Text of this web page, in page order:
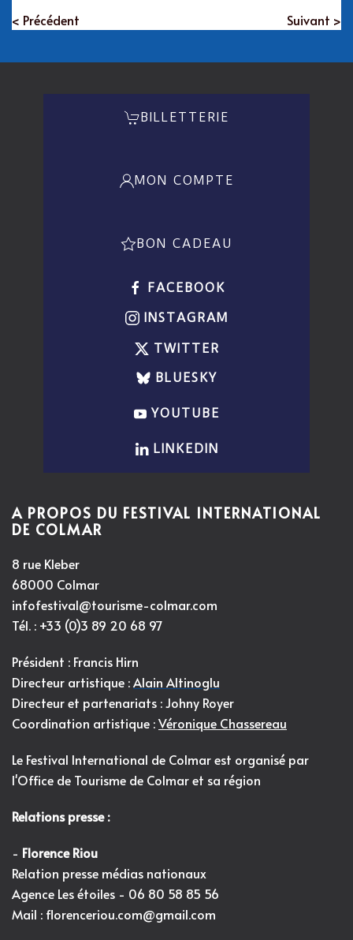
< Précédent Suivant >
BILLETTERIE
MON COMPTE
BON CADEAU
FACEBOOK
INSTAGRAM
TWITTER
BLUESKY
YOUTUBE
LINKEDIN
A PROPOS DU FESTIVAL INTERNATIONAL
DE COLMAR
8 rue Kleber
68000 Colmar
infofestival@tourisme-colmar.com
Tél. : +33 (0)3 89 20 68 97
Président : Francis Hirn
Directeur artistique :Alain Altinoglu
Directeur et partenariats : Johny Royer
Coordination artistique :Véronique Chassereau
Le Festival International de Colmar est organisé par
l'Office de Tourisme de Colmar et sa région
Relations presse :
- Florence Riou
Relation presse médias nationaux
Agence Les étoiles - 06 80 58 85 56
Mail : florenceriou.com@gmail.com